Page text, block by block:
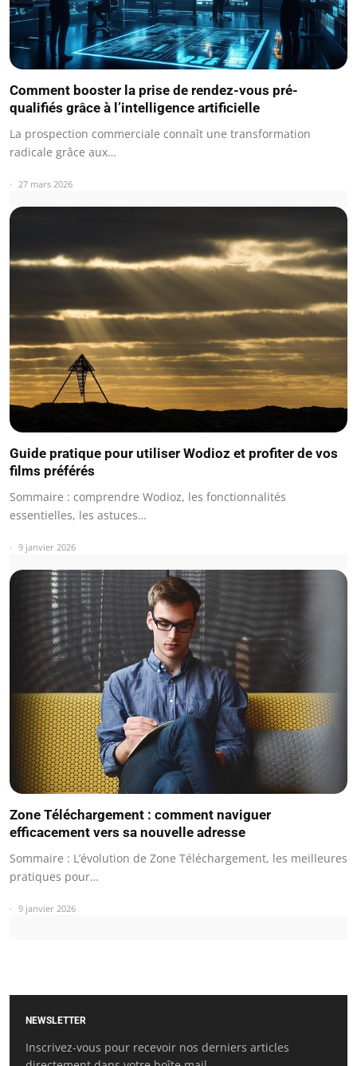
Comment booster la prise de rendez-vous pré-
qualifiés grâce à l’intelligence artificielle
La prospection commerciale connaît une transformation
radicale grâce aux…
27 mars 2026
Guide pratique pour utiliser Wodioz et profiter de vos
films préférés
Sommaire : comprendre Wodioz, les fonctionnalités
essentielles, les astuces…
9 janvier 2026
Zone Téléchargement : comment naviguer
efficacement vers sa nouvelle adresse
Sommaire : L’évolution de Zone Téléchargement, les meilleures
pratiques pour…
9 janvier 2026
NEWSLETTER
Inscrivez-vous pour recevoir nos derniers articles